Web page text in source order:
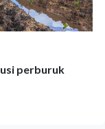
perburuk